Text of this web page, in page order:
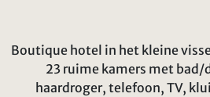
Boutique hotel in het kleine
23 ruime kamers met
haardroger, telefoon, TV,